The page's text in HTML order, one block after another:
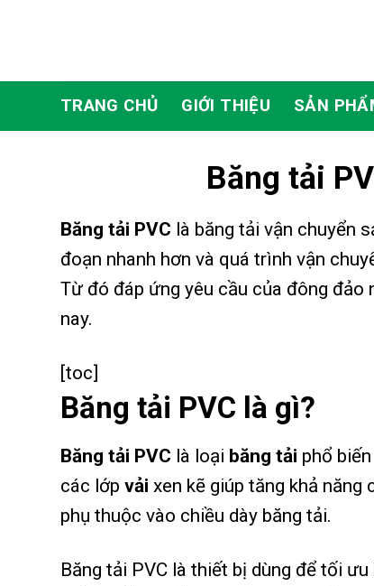
TRANG CHỦ GIỚI THIỆU SẢN
Băng tải
Băng tải PVC là băng tải vận chuyển
đoạn nhanh hơn và quá trình vận
Từ đó đáp ứng yêu cầu của đông đảo
nay.
[toc]
Băng tải PVC là gì?
Băng tải PVC là loại băng tải phổ
các lớp vải xen kẽ giúp tăng khả
phụ thuộc vào chiều dày băng tải.
Băng tải PVC là thiết bị dùng để tối